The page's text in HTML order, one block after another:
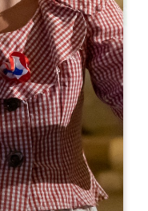
Leaflet
Emilion
28